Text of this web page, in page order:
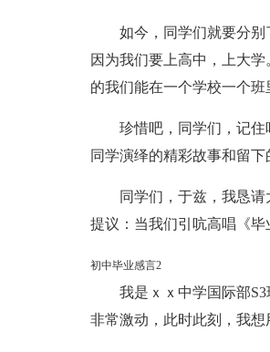
如今，同学们就要分别
因为我们要上高中，上大
的我们能在一个学校一个
珍惜吧，同学们，记
同学演绎的精彩故事和留下
同学们，于兹，我恳
提议：当我们引吭高唱《毕
初中毕业感言2
我是ｘｘ中学国际部
非常激动，此时此刻，我想